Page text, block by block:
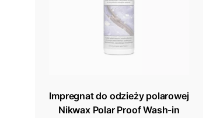
Impregnat do odzieży polarowej
Nikwax Polar Proof Wash-in